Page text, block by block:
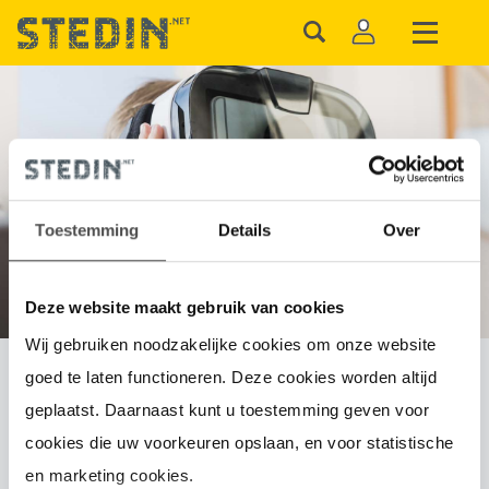
Toestemming Details Over
Deze website maakt gebruik van cookies
Wij gebruiken noodzakelijke cookies om onze website
goed te laten functioneren. Deze cookies worden altijd
geplaatst. Daarnaast kunt u toestemming geven voor
cookies die uw voorkeuren opslaan, en voor statistische
en marketing cookies.
VEELGESTELDE
VRAGEN
Wanneer factureert Stedin de
kosten van de bruto-
productiemeter?